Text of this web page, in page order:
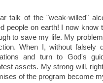
talk of the "weak-willed"
people on earth! I now
to save my life. My
When I, without falsely
and turn to God's
assets. My strong will,
of the program become